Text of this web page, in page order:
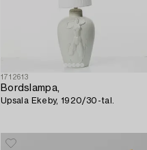
1712613
Bordslampa,
Upsala Ekeby, 1920/30-tal.